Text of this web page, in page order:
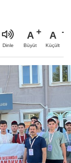
Dinle
A
Büyüt
A
Küçült